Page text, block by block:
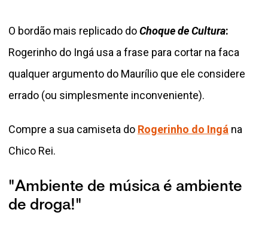
O bordão mais replicado doChoque de Cultura:
Rogerinho do Ingá usa a frase para cortar na faca
qualquer argumento do Maurílio que ele considere
errado (ou simplesmente inconveniente).
Compre a sua camiseta do Rogerinho do Ingá na
Chico Rei.
"Ambiente de música é ambiente
de droga!"